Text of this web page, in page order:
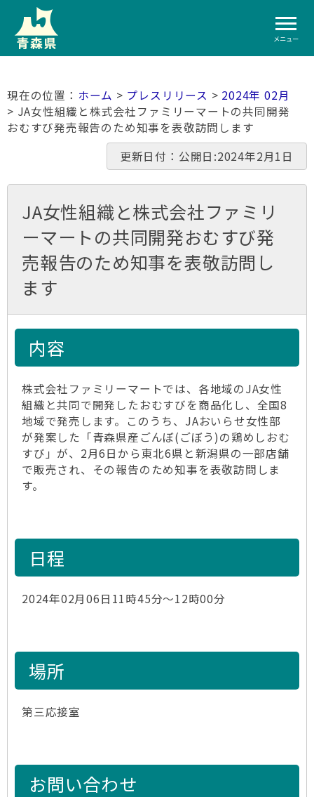
メニュー
ホーム > プレスリリース > 2024年 02月
> JA女性組織と株式会社ファミリーマートの共同開発
おむすび発売報告のため知事を表敬訪問します
更新日付：公開日:2024年2月1日
JA女性組織と株式会社ファミリ
ーマートの共同開発おむすび発
売報告のため知事を表敬訪問し
ます
内容
株式会社ファミリーマートでは、各地域のJA女性
組織と共同で開発したおむすびを商品化し、全国8
地域で発売します。このうち、JAおいらせ女性部
が発案した「青森県産ごんぼ(ごぼう)の鶏めしおむ
すび」が、2月6日から東北6県と新潟県の一部店舗
で販売され、その報告のため知事を表敬訪問しま
す。
日程
2024年02月06日11時45分～12時00分
場所
第三応接室
お問い合わせ